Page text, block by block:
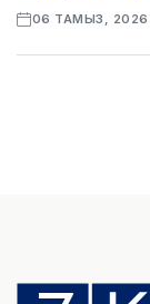
06 ТАМЫЗ, 2026
Алматы